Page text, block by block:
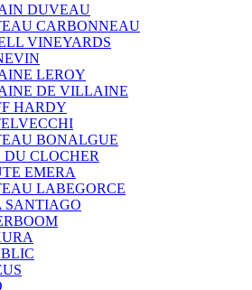
DUVEAU
CARBONNEAU
VINEYARDS
LEROY
DE VILLAINE
HARDY
BONALGUE
DU CLOCHER
EMERA
LABEGORCE
SANTIAGO